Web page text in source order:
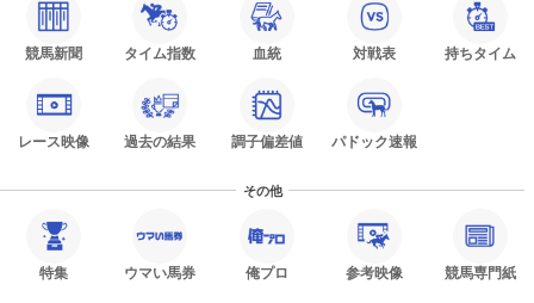
競馬新聞 タイム指数 血統 対戦表 持ちタイム
レース映像 過去の結果 調子偏差値 パドック速報
その他
特集 ウマい馬券 俺プロ 参考映像 競馬専門紙